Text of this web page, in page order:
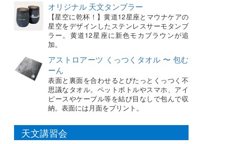
オリジナル 天文タンブラー
【星空に乾杯！】黄道12星座とマウナケアの
星空をデザインしたステンレスサーモタンブ
ラー。黄道12星座に新色モカブラウンが追
加。
アストロアーツ くっつくタオル 〜 包む
ーん
表面と裏面を合わせるとぴたっとくっつく不
思議なタオル。ペットボトルやスマホ、アイ
ピースやケーブル等を結び目なしで包んで収
納。表面には月面をプリント。
天文講習会